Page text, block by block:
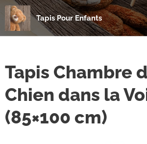
Tapis Pour Enfants
Tapis Chambre
Chien dans la
(85×100 cm)